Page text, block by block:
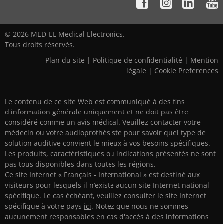
© 2026 MED-EL Medical Electronics.
Tous droits réservés.
Plan du site | Politique de confidentialité | Mention
légale | Cookie Preferences
Le contenu de ce site Web est communiqué à des fins
d'information générale uniquement et ne doit pas être
considéré comme un avis médical. Veuillez contacter votre
médecin ou votre audioprothésiste pour savoir quel type de
solution auditive convient le mieux à vos besoins spécifiques.
Les produits, caractéristiques ou indications présentés ne sont
pas tous disponibles dans toutes les régions.
Ce site Internet « Français - International » est destiné aux
visiteurs pour lesquels il n’existe aucun site Internet national
spécifique. Le cas échéant, veuillez consulter le site Internet
spécifique à votre pays ici. Notez que nous ne sommes
aucunement responsables en cas d'accès à des informations